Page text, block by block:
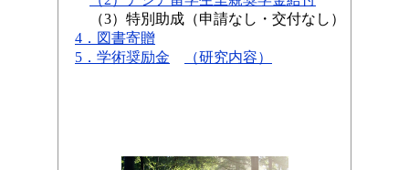
（3）特別助成（申請なし・交付なし）
4．図書寄贈
5．学術奨励金
（研究内容）